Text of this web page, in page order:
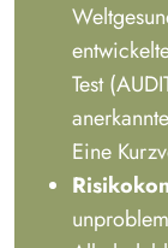
Test
Eine